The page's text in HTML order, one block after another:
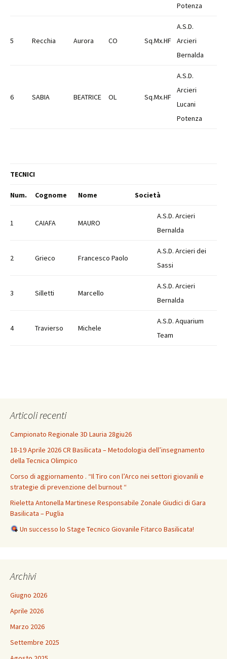
Potenza
5 Recchia Aurora CO Sq.Mx.HF
A.S.D.
Arcieri
Bernalda
6 SABIA BEATRICE OL Sq.Mx.HF
A.S.D.
Arcieri
Lucani
Potenza
TECNICI
Num. Cognome Nome Società
1 CAIAFA MAURO
A.S.D. Arcieri
Bernalda
2 Grieco Francesco Paolo
A.S.D. Arcieri dei
Sassi
3 Silletti Marcello
A.S.D. Arcieri
Bernalda
4 Travierso Michele
A.S.D. Aquarium
Team
Articoli recenti
Campionato Regionale 3D Lauria 28giu26
18-19 Aprile 2026 CR Basilicata – Metodologia dell’insegnamento
della Tecnica Olimpico
Corso di aggiornamento . “Il Tiro con l’Arco nei settori giovanili e
strategie di prevenzione del burnout “
Rieletta Antonella Martinese Responsabile Zonale Giudici di Gara
Basilicata – Puglia
Un successo lo Stage Tecnico Giovanile Fitarco Basilicata!
Archivi
Giugno 2026
Aprile 2026
Marzo 2026
Settembre 2025